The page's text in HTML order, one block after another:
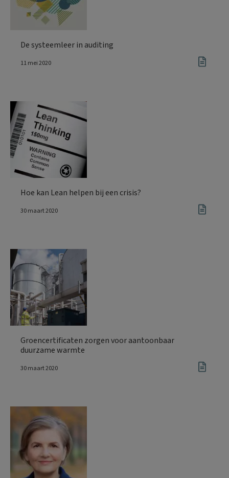
De systeemleer in auditing
11 mei 2020
Hoe kan Lean helpen bij een crisis?
30 maart 2020
Groencertificaten zorgen voor aantoonbaar
duurzame warmte
30 maart 2020